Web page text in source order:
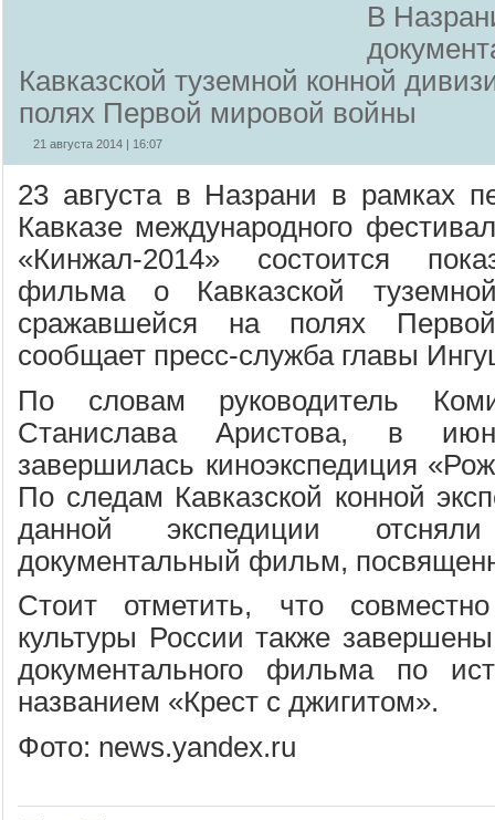
В
Кавказской туземной конной
полях Первой мировой войны
21 августа 2014 | 16:07
23 августа в Назрани в рамках
Кавказе международного
«Кинжал-2014» состоится
фильма о Кавказской
сражавшейся на полях
сообщает пресс-служба главы
По словам руководитель
Станислава Аристова, в
завершилась киноэкспедиция
По следам Кавказской конной
данной экспедиции отсняли
документальный фильм,
Стоит отметить, что
культуры России также
документального фильма по
названием «Крест с джигитом».
Фото: news.yandex.ru